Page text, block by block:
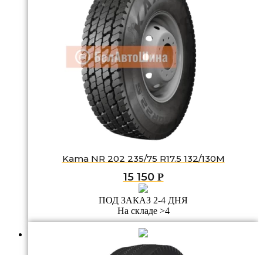
Kama NR 202 235/75 R17.5 132/130M
15 150 Р
ПОД ЗАКАЗ 2-4 ДНЯ
На складе >4